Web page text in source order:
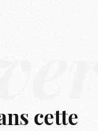
cette